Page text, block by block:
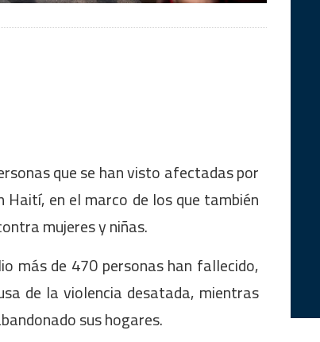
que se han visto afectadas por
en el marco de los que también
mujeres y niñas.
más de 470 personas han fallecido,
de la violencia desatada, mientras
sus hogares.